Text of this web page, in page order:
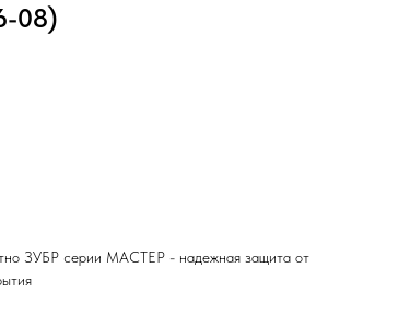
08)
ЗУБР серии МАСТЕР - надежная защита от